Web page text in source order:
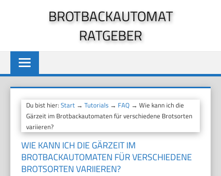
BROTBACKAUTOMAT
RATGEBER
Du bist hier:Start →Tutorials → FAQ → Wie kann ich die
Gärzeit im Brotbackautomaten für verschiedene Brotsorten
variieren?
WIE KANN ICH DIE GÄRZEIT IM
BROTBACKAUTOMATEN FÜR VERSCHIEDENE
BROTSORTEN VARIIEREN?